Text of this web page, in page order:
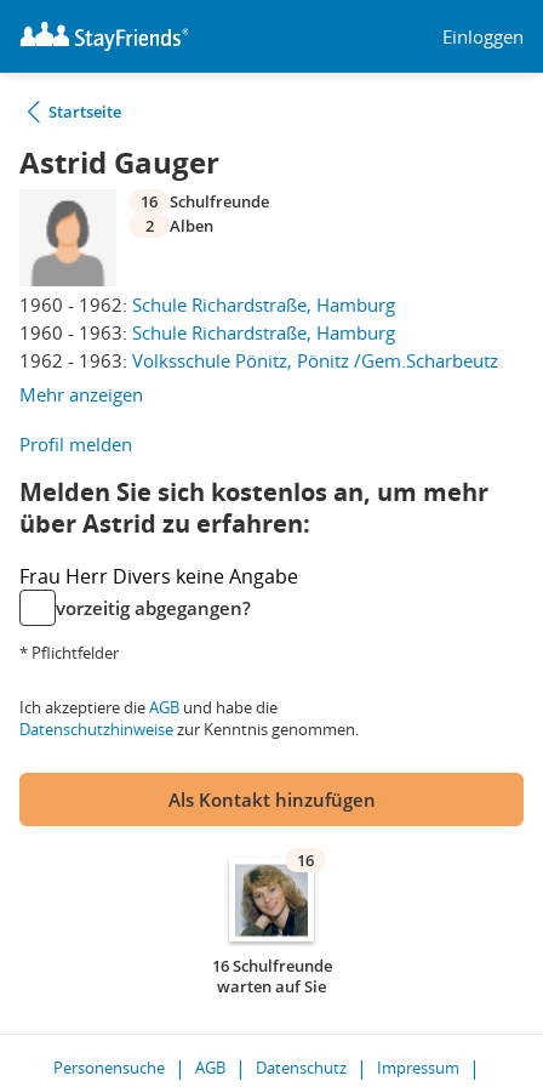
Einloggen
Startseite
Astrid Gauger
1960 - 1962: Schule Richardstraße, Hamburg
1960 - 1963: Schule Richardstraße, Hamburg
1962 - 1963: Volksschule Pönitz, Pönitz /Gem.Scharbeutz
Mehr anzeigen
16 Schulfreunde
2
Alben
Profil melden
Melden Sie sich kostenlos an, um mehr
über Astrid zu erfahren:
Frau Herr Divers keine Angabe
vorzeitig abgegangen?
* Pflichtfelder
Ich akzeptiere dieAGB und habe die
Datenschutzhinweisezur Kenntnis genommen.
Als Kontakt hinzufügen
16
16 Schulfreunde
warten auf Sie
Personensuche AGB Datenschutz
Impressum